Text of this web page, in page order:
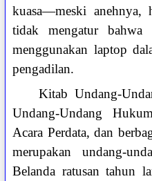
kuasa—meski anehnya,
tidak mengatur bahwa
menggunakan laptop
pengadilan.
Kitab Undang-
Undang-Undang
Acara Perdata, dan
merupakan undang-
Belanda ratusan tahun